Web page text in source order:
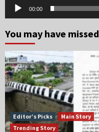
00:00
You may have missed
Editor’s Picks
Main Story
Trending Story